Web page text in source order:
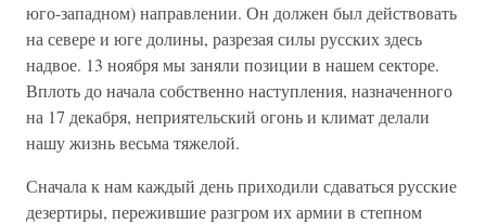
юго-западном) направлении. Он должен был действовать
на севере и юге долины, разрезая силы русских здесь
надвое. 13 ноября мы заняли позиции в нашем секторе.
Вплоть до начала собственно наступления, назначенного
на 17 декабря, неприятельский огонь и климат делали
нашу жизнь весьма тяжелой.
Сначала к нам каждый день приходили сдаваться русские
дезертиры, пережившие разгром их армии в степном